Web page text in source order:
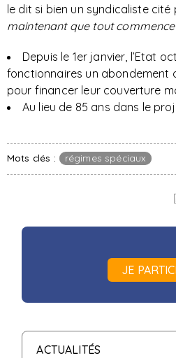
le dit si bien un syndicaliste cité
maintenant que tout commence
Depuis le 1er janvier, l’Etat
fonctionnaires un abondement
pour financer leur couverture
Au lieu de 85 ans dans le
Mots clés : régimes spéciaux
JE
ACTUALITÉS